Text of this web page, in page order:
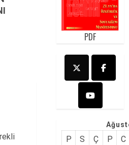
PDF
P S Ç P C